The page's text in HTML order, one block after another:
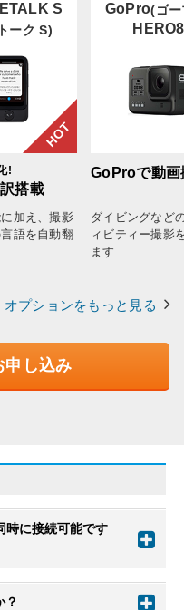
S
ーク S)
HOT
!
搭載
加え、撮影
語を自動翻
GoPro(ゴ
HERO8
GoProで動画
ダイビングなど
ィビティー撮影
ます
オプションをもっと見る
申し込み
時に接続可能です
？